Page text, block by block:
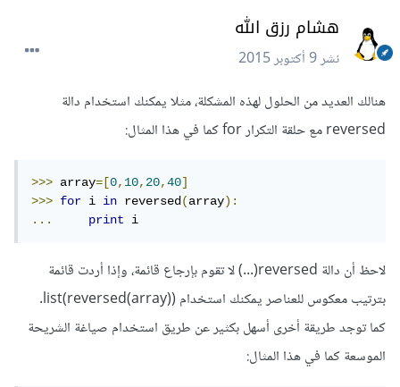
هشام رزق الله
نشر9 أكتوبر 2015
هنالك العديد من الحلول لهذه المشكلة، مثلا يمكنك استخدام دالة
reversed مع حلقة التكرار for كما في هذا المثال:
>>> array=[0,10,20,40]
>>>
for i in reversed(array):
...
print i
لاحظ أن دالة reversed(...) لا تقوم بإرجاع قائمة، وإذا أردت قائمة
بترتيب معكوس للعناصر يمكنك استخدام list(reversed(array)).
كما توجد طريقة أخرى أسهل بكثير عن طريق استخدام صياغة الشريحة
الموسعة كما في هذا المثال: